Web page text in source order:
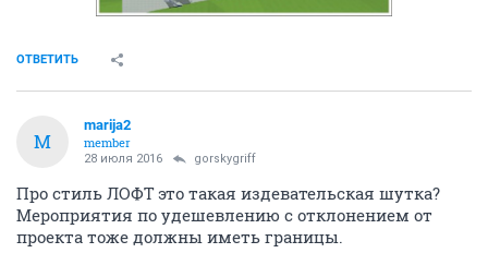
ОТВЕТИТЬ
M
marija2
member
28 июля 2016 gorskygriff
Про стиль ЛОФТ это такая издевательская шутка?
Мероприятия по удешевлению с отклонением от
проекта тоже должны иметь границы.